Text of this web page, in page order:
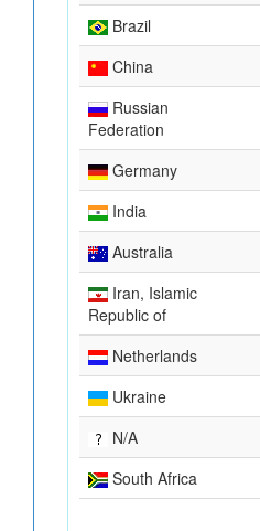
Brazil
China
Russian
Federation
Germany
India
Australia
Iran, Islamic
Republic of
Netherlands
Ukraine
N/A
South Africa